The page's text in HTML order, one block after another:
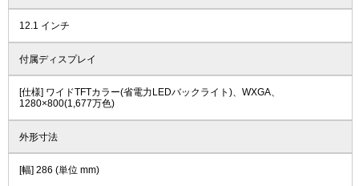
12.1 インチ
付属ディスプレイ
[仕様] ワイドTFTカラー(省電力LEDバックライト)、WXGA、
1280×800(1,677万色)
外形寸法
[幅] 286 (単位 mm)